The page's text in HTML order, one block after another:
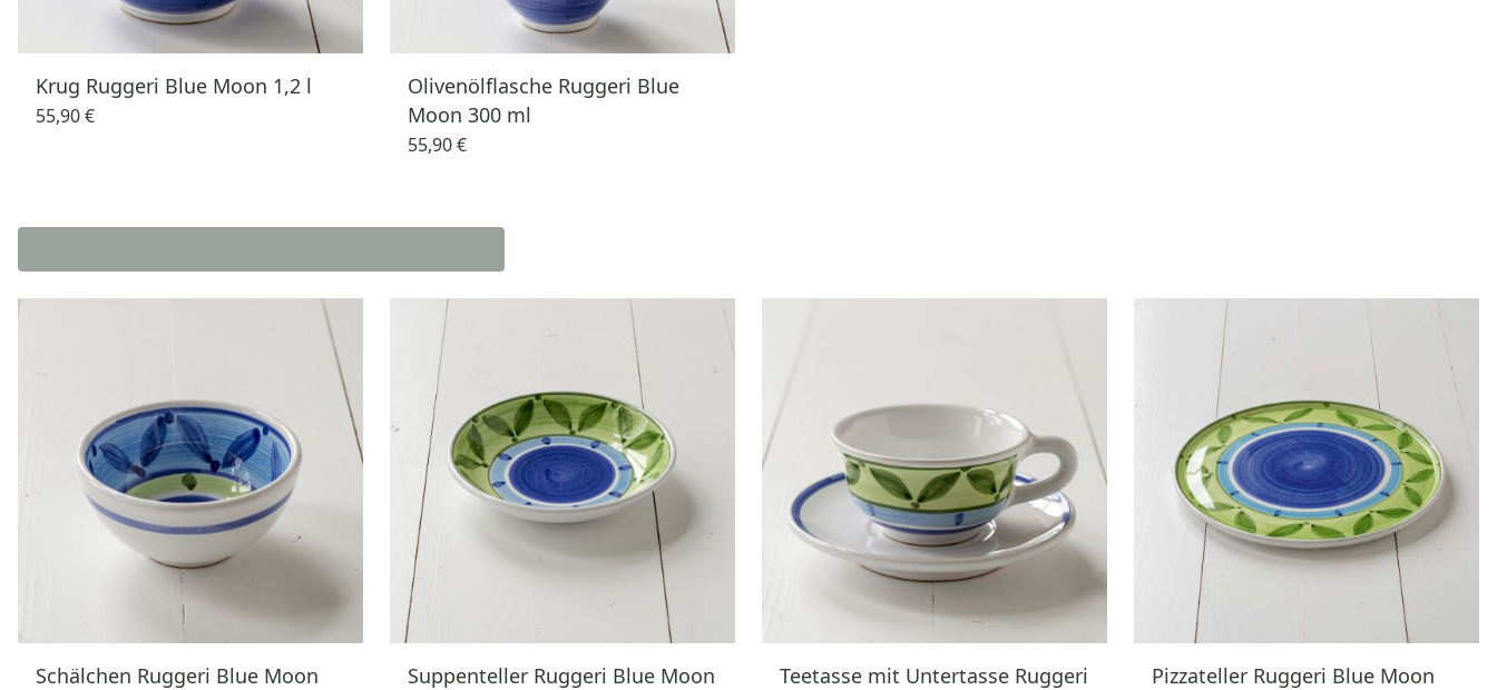
Krug Ruggeri Blue Moon 1,2 l
55,90 €
Olivenölflasche Ruggeri Blue
Moon 300 ml
55,90 €
Schälchen Ruggeri Blue Moon
Suppenteller Ruggeri Blue Moon
Teetasse mit Untertasse Ruggeri
Pizzateller Ruggeri Blue Moon